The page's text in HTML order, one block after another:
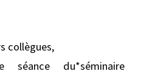
collègues,
séance du*séminaire